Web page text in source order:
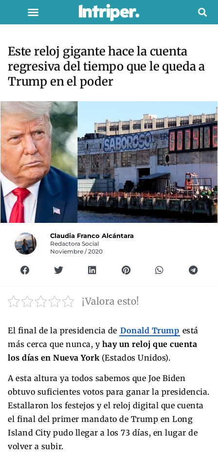
Este reloj gigante hace la cuenta
regresiva del tiempo que le queda a
Trump en el poder
Claudia Franco Alcántara
Redactora Social
Noviembre / 2020
¡Valora esto!
El final de la presidencia de Donald Trump está
más cerca que nunca, y hay un reloj que cuenta
los días en Nueva York (Estados Unidos).
A esta altura ya todos sabemos que Joe Biden
obtuvo suficientes votos para ganar la presidencia.
Estallaron los festejos y el reloj digital que cuenta
el final del primer mandato de Trump en Long
Island City pudo llegar a los 73 días, en lugar de
volver a subir.